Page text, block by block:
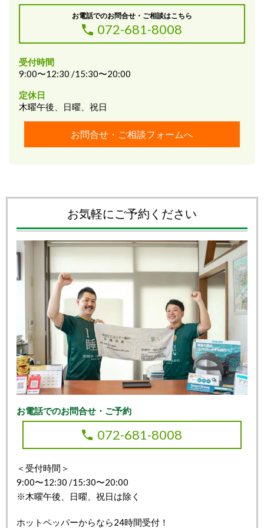
お電話でのお問合せ・ご相談はこちら
072-681-8008
受付時間
9:00〜12:30 /15:30〜20:00
定休日
木曜午後、日曜、祝日
お問合せ・ご相談フォームへ
お気軽にご予約ください
お電話でのお問合せ・ご予約
072-681-8008
＜受付時間＞
9:00〜12:30 /15:30〜20:00
※木曜午後、日曜、祝日は除く
ホットペッパーからなら24時間受付！